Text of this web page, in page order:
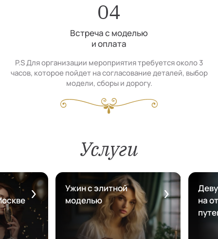
04
Встреча с моделью
и оплата
P.S Для организации мероприятия требуется около 3
часов, которое пойдет на согласование деталей, выбор
модели, сборы и дорогу.
Услуги
Ужин с элитной
моделью
на